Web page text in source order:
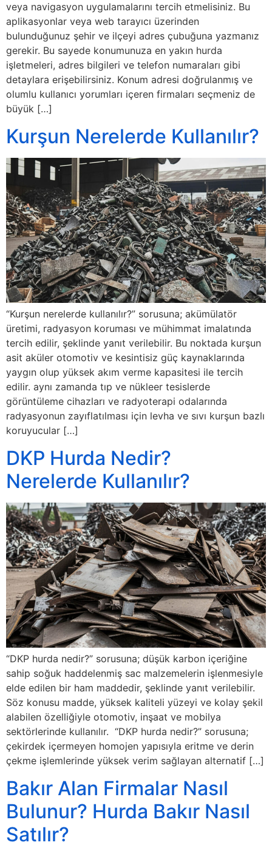
veya navigasyon uygulamalarını tercih etmelisiniz. Bu
aplikasyonlar veya web tarayıcı üzerinden
bulunduğunuz şehir ve ilçeyi adres çubuğuna yazmanız
gerekir. Bu sayede konumunuza en yakın hurda
işletmeleri, adres bilgileri ve telefon numaraları gibi
detaylara erişebilirsiniz. Konum adresi doğrulanmış ve
olumlu kullanıcı yorumları içeren firmaları seçmeniz de
büyük […]
Kurşun Nerelerde Kullanılır?
“Kurşun nerelerde kullanılır?” sorusuna; akümülatör
üretimi, radyasyon koruması ve mühimmat imalatında
tercih edilir, şeklinde yanıt verilebilir. Bu noktada kurşun
asit aküler otomotiv ve kesintisiz güç kaynaklarında
yaygın olup yüksek akım verme kapasitesi ile tercih
edilir. aynı zamanda tıp ve nükleer tesislerde
görüntüleme cihazları ve radyoterapi odalarında
radyasyonun zayıflatılması için levha ve sıvı kurşun bazlı
koruyucular […]
DKP Hurda Nedir?
Nerelerde Kullanılır?
“DKP hurda nedir?” sorusuna; düşük karbon içeriğine
sahip soğuk haddelenmiş sac malzemelerin işlenmesiyle
elde edilen bir ham maddedir, şeklinde yanıt verilebilir.
Söz konusu madde, yüksek kaliteli yüzeyi ve kolay şekil
alabilen özelliğiyle otomotiv, inşaat ve mobilya
sektörlerinde kullanılır. “DKP hurda nedir?” sorusuna;
çekirdek içermeyen homojen yapısıyla eritme ve derin
çekme işlemlerinde yüksek verim sağlayan alternatif […]
Bakır Alan Firmalar Nasıl
Bulunur? Hurda Bakır Nasıl
Satılır?